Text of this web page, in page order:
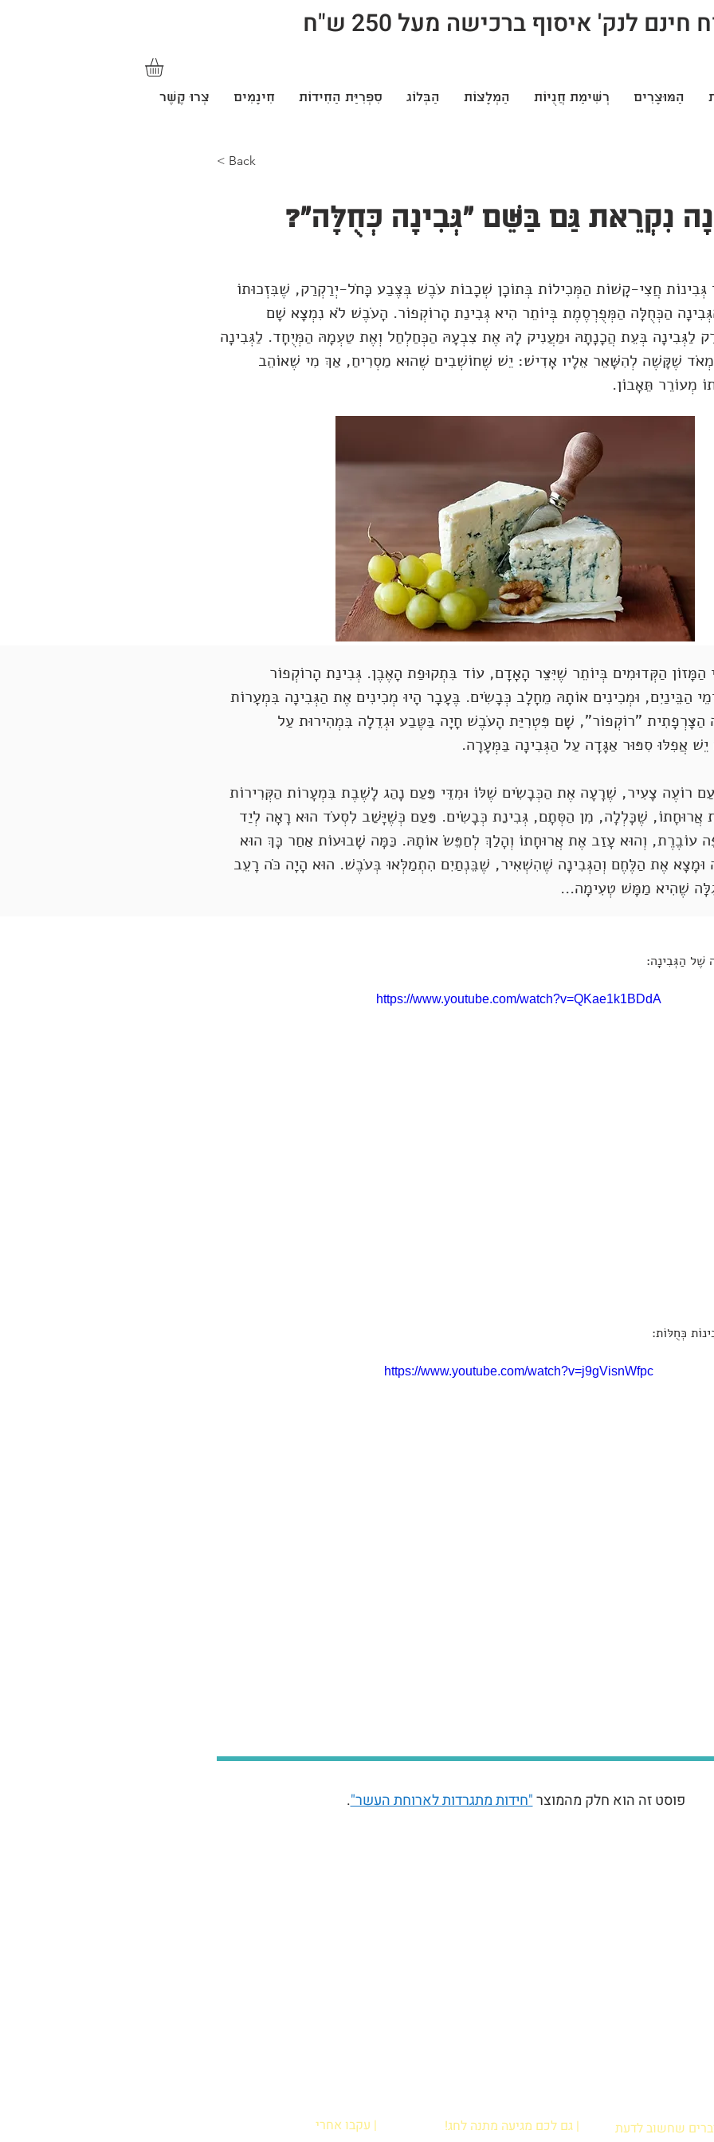
לנק' איסוף ברכישה מעל 250 ש"ח
הַמּוּצָרִים רְשִׁימַת חֲנֻיוֹת הַמְלָצוֹת הַבְּלוֹג סִפְרִיַּת הַחִידוֹת חִינָמִים צְרוּ קֶשֶׁר
< Back
נִקְרֵאת גַּם בַּשֵּׁם "גְּבִינָה כְּחֻלָּה"?
גְּבִינוֹת חֲצִי-קָשׁוֹת הַמְּכִילוֹת בְּתוֹכָן שְׁכָבוֹת עֹבֶשׁ בְּצֶבַע כָּחֹל-יְרַקְרַק, שֶׁבִּזְכוּתוֹ
הַכְּחֻלָּה הַמְּפֻרְסֶמֶת בְּיוֹתֵר הִיא גְּבִינַת הָרוֹקְפוֹר. הָעֹבֶשׁ לֹא נִמְצָא שָׁם
לַגְּבִינָה בְּעֵת הֲכָנָתָהּ וּמַעֲנִיק לָהּ אֶת צִבְעָהּ הַכְּחַלְחַל וְאֶת טַעְמָהּ הַמְּיֻחָד. לַגְּבִינָה
מְאֹד שֶׁקָּשֶׁה לְהִשָּׁאֵר אֵלָיו אָדִישׁ: יֵשׁ שֶׁחוֹשְׁבִים שֶׁהוּא מַסְרִיחַ, אַךְ מִי שֶׁאוֹהֵב
מְעוֹרֵר תֵּאָבוֹן.
הַמָּזוֹן הַקְּדוּמִים בְּיוֹתֵר שֶׁיִּצֵּר הָאָדָם, עוֹד בִּתְקוּפַת הָאֶבֶן. גְּבִינַת הָרוֹקְפוֹר
הַבֵּינַיִם, וּמְכִינִים אוֹתָהּ מֵחָלָב כְּבָשִׂים. בֶּעָבָר הָיוּ מְכִינִים אֶת הַגְּבִינָה בִּמְעָרוֹת
הַצָּרְפָתִית "רוֹקְפוֹר", שָׁם פִּטְרִיַּת הָעֹבֶשׁ חָיָה בַּטֶּבַע וּגְדֵלָה בִּמְהִירוּת עַל
יֵשׁ אֲפִלּוּ סִפּוּר אַגָּדָה עַל הַגְּבִינָה בַּמְּעָרָה.
רוֹעֶה צָעִיר, שֶׁרָעָה אֶת הַכְּבָשִׂים שֶׁלּוֹ וּמִדֵּי פַּעַם נָהַג לָשֶׁבֶת בִּמְעָרוֹת הַקְּרִירוֹת
אֲרוּחָתוֹ, שֶׁכָּלְלָה, מִן הַסְּתָם, גְּבִינַת כְּבָשִׂים. פַּעַם כְּשֶׁיָּשַׁב לִסְעֹד הוּא רָאָה לְיַד
עוֹבֶרֶת, וְהוּא עָזַב אֶת אֲרוּחָתוֹ וְהָלַךְ לְחַפֵּשׂ אוֹתָהּ. כַּמָּה שָׁבוּעוֹת אַחַר כָּךְ הוּא
אֶת הַלֶּחֶם וְהַגְּבִינָה שֶׁהִשְׁאִיר, שֶׁבֵּנְתַיִם הִתְמַלְּאוּ בְּעֹבֶשׁ. הוּא הָיָה כֹּה רָעֵב
שֶׁהִיא מַמָּשׁ טְעִימָה...
שֶׁל הַגְּבִינָה:
https://www.youtube.com/watch?v=QKae1k1BDdA
כְּחֻלּוֹת:
https://www.youtube.com/watch?v=j9gVisnWfpc
פוסט זה הוא חלק מהמוצר"חידות מתגרדות לארוחת העשר".
| עקבו אחרי | גם לכם מגיעה מתנה לחג! שחשוב לדעת